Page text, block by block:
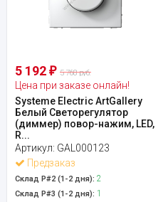
5 192 ₽ 5 768 руб.
Цена при заказе онлайн!
Systeme Electric ArtGallery
Белый Светорегулятор
(диммер) повор-нажим, LED,
R...
Артикул: GAL000123
Предзаказ
Склад Р#2 (1-2 дня): 2
Склад Р#3 (1-2 дня): 1